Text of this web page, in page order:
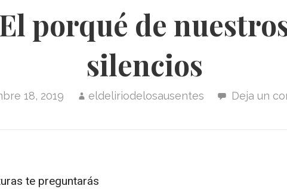
El porqué de
silencios
18, 2019 eldeliriodelosausentes Deja un
te preguntarás